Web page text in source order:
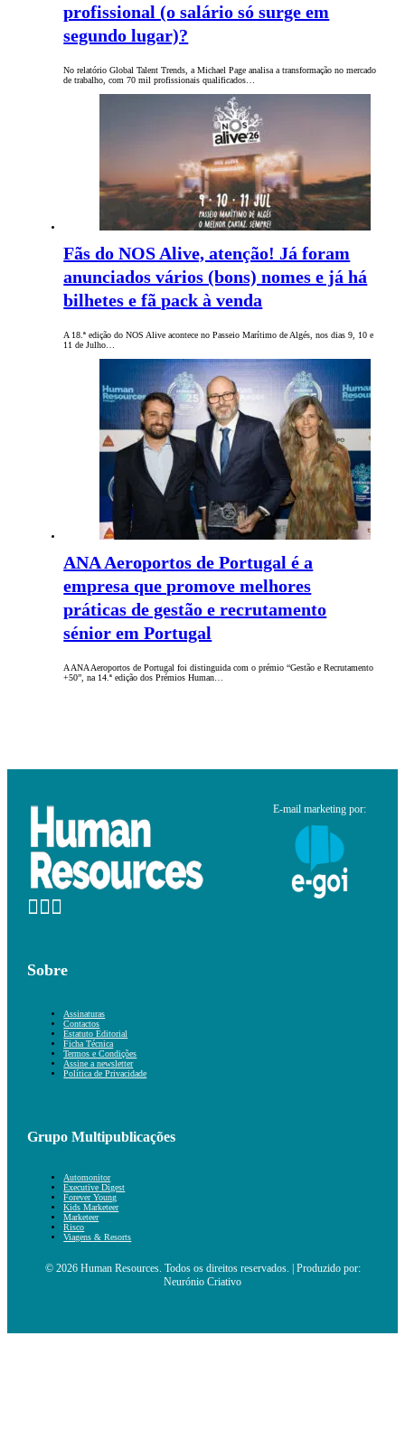
profissional (o salário só surge em
segundo lugar)?
No relatório Global Talent Trends, a Michael Page analisa a transformação no mercado
de trabalho, com 70 mil profissionais qualificados…
Fãs do NOS Alive, atenção! Já foram
anunciados vários (bons) nomes e já há
bilhetes e fã pack à venda
A 18.ª edição do NOS Alive acontece no Passeio Marítimo de Algés, nos dias 9, 10 e
11 de Julho…
ANA Aeroportos de Portugal é a
empresa que promove melhores
práticas de gestão e recrutamento
sénior em Portugal
A ANA Aeroportos de Portugal foi distinguida com o prémio “Gestão e Recrutamento
+50”, na 14.ª edição dos Prémios Human…
E-mail marketing por:
Sobre
Assinaturas
Contactos
Estatuto Editorial
Ficha Técnica
Termos e Condições
Assine a newsletter
Política de Privacidade
Grupo Multipublicações
Automonitor
Executive Digest
Forever Young
Kids Marketeer
Marketeer
Risco
Viagens & Resorts
© 2026 Human Resources. Todos os direitos reservados. | Produzido por:
Neurónio Criativo